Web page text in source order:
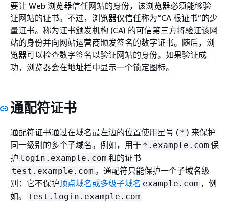
要让 Web 浏览器信任网站的身份，该浏览器必须能够验
证网站的证书。不过，浏览器仅信任称为“CA 根证书”的少
量证书。称为证书颁发机构 (CA) 的可信第三方将验证该网
站的身份并向网站运营商颁发签名的数字证书。随后，浏
览器可以检查数字签名以验证网站的身份。如果验证成
功，浏览器会在地址栏中显示一个锁定图标。
通配符证书
通配符证书通过在域名最左边的位置使用星号 ( * ) 来保护
同一级别的多个子域名。例如，用于 *.example.com 保
护 login.example.com 和的证书
test.example.com 。通配符只能保护一个子域名级
别：它不保护顶点域名或多级子域名 example.com ，例
如。
test.login.example.com